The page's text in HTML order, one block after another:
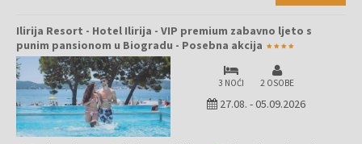
Ilirija Resort - Hotel Ilirija - VIP premium zabavno ljeto s
punim pansionom u Biogradu - Posebna akcija
3 NOĆI 2 OSOBE
27.08. -05.09.2026